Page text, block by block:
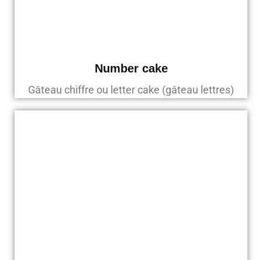
Number cake
Gâteau chiffre ou letter cake (gâteau lettres)